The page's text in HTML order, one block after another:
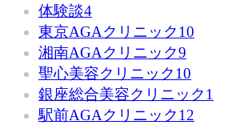
体験談4
東京AGAクリニック10
湘南AGAクリニック9
聖心美容クリニック10
銀座総合美容クリニック1
駅前AGAクリニック12